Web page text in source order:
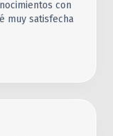
con
muy satisfecha